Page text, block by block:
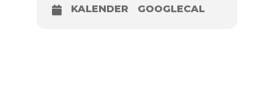
KALENDER GOOGLECAL